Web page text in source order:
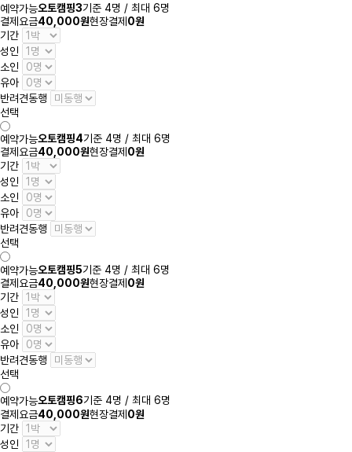
예약가능오토캠핑3기준 4명 / 최대 6명
결제요금40,000원현장결제 0원
기간
성인
소인
유아
반려견동행
선택
예약가능오토캠핑4기준 4명 / 최대 6명
결제요금40,000원현장결제 0원
기간
성인
소인
유아
반려견동행
선택
예약가능오토캠핑5기준 4명 / 최대 6명
결제요금40,000원현장결제 0원
기간
성인
소인
유아
반려견동행
선택
예약가능오토캠핑6기준 4명 / 최대 6명
결제요금40,000원현장결제0원
기간
성인